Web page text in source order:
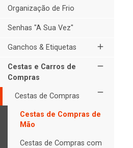
Organização de Frio
Senhas "A Sua Vez"
Ganchos & Etiquetas add
Cestas e Carros de
Compras
remove
Cestas de Compras remove
Cestas de Compras de
Mão
Cestas de Compras com